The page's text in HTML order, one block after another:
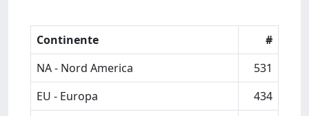
Continente
#
NA - Nord America
531
EU - Europa
434